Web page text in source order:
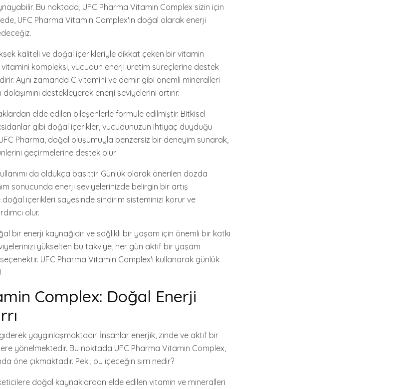
Bu noktada, UFC Pharma Vitamin Complex sizin için
UFC Pharma Vitamin Complex'in doğal olarak enerji
kaliteli ve doğal içerikleriyle dikkat çeken bir vitamin
kompleksi, vücudun enerji üretim süreçlerine destek
Aynı zamanda C vitamini ve demir gibi önemli mineralleri
destekleyerek enerji seviyelerini artırır.
elde edilen bileşenlerle formüle edilmiştir. Bitkisel
gibi doğal içerikler, vücudunuzun ihtiyaç duyduğu
Pharma, doğal oluşumuyla benzersiz bir deneyim sunarak,
geçirmelerine destek olur.
da oldukça basittir. Günlük olarak önerilen dozda
sonucunda enerji seviyelerinizde belirgin bir artış
doğal içerikleri sayesinde sindirim sisteminizi korur ve
olur.
bir enerji kaynağıdır ve sağlıklı bir yaşam için önemli bir katkı
yükselten bu takviye, her gün aktif bir yaşam
UFC Pharma Vitamin Complex'i kullanarak günlük
Complex: Doğal Enerji
yaygınlaşmaktadır. İnsanlar enerjik, zinde ve aktif bir
yönelmektedir. Bu noktada UFC Pharma Vitamin Complex,
öne çıkmaktadır. Peki, bu içeceğin sırrı nedir?
doğal kaynaklardan elde edilen vitamin ve mineralleri